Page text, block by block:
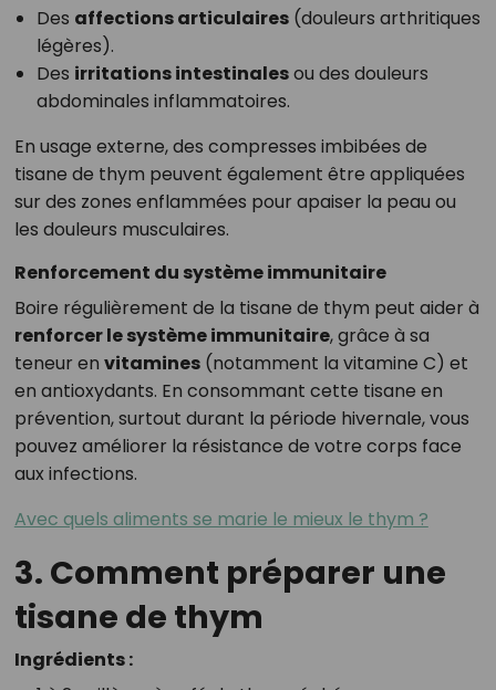
Des affections articulaires(douleurs arthritiques
légères).
Des irritations intestinalesou des douleurs
abdominales inflammatoires.
En usage externe, des compresses imbibées de
tisane de thym peuvent également être appliquées
sur des zones enflammées pour apaiser la peau ou
les douleurs musculaires.
Renforcement du système immunitaire
Boire régulièrement de la tisane de thym peut aider à
renforcer le système immunitaire, grâce à sa
teneur en vitamines(notamment la vitamine C) et
en antioxydants. En consommant cette tisane en
prévention, surtout durant la période hivernale, vous
pouvez améliorer la résistance de votre corps face
aux infections.
Avec quels aliments se marie le mieux le thym ?
3. Comment préparer une
tisane de thym
Ingrédients :